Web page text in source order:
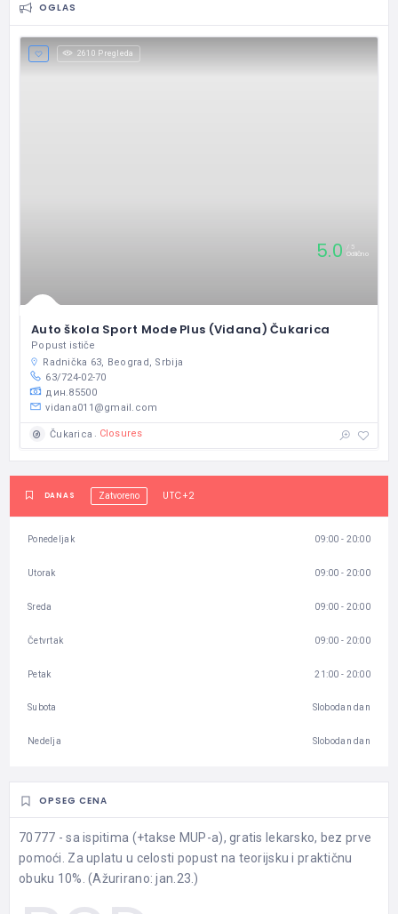
OGLAS
2610 Pregleda
5.0
5
Odlično
Auto škola Sport Mode Plus (Vidana) Čukarica
Popust ističe
Radnička 63, Beograd, Srbija
63/724-02-70
дин.85500
vidana011@gmail.com
Čukarica Closures
DANAS Zatvoreno UTC+2
Ponedeljak 09:00 - 20:00
Utorak 09:00 - 20:00
Sreda 09:00 - 20:00
Četvrtak 09:00 - 20:00
Petak 21:00 - 20:00
Subota Slobodan dan
Nedelja Slobodan dan
OPSEG CENA
70777 - sa ispitima (+takse MUP-a), gratis lekarsko, bez prve
pomoći. Za uplatu u celosti popust na teorijsku i praktičnu
obuku 10%. (Ažurirano: jan.23.)